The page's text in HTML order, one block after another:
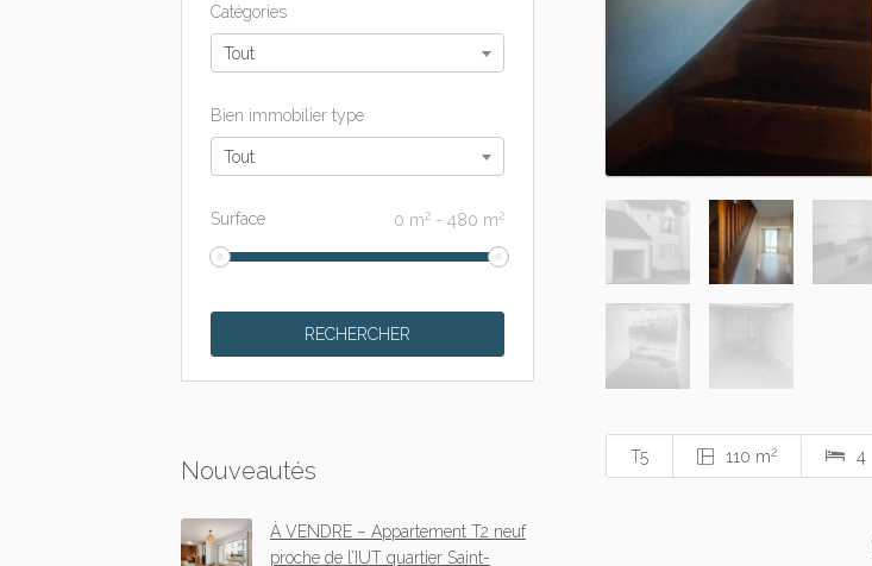
T5 110 m2 4
Catégories
Tout
Bien immobilier type
Tout
Surface 0 m2- 480 m2
Nouveautés
À VENDRE – Appartement T2 neuf
proche de l’IUT quartier Saint-